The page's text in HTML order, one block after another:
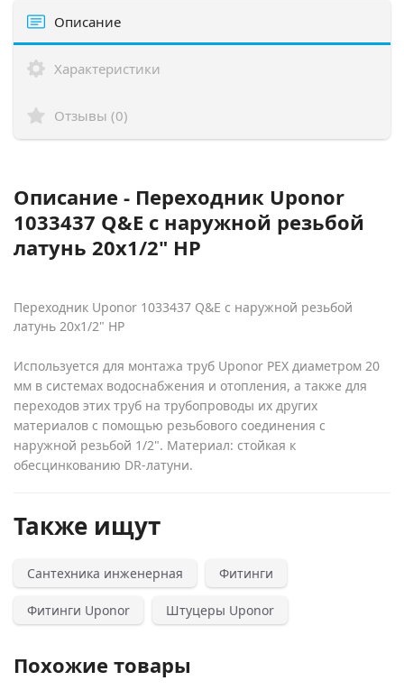
Описание
Характеристики
Отзывы (0)
Описание - Переходник Uponor
1033437 Q&E с наружной резьбой
латунь 20x1/2" НР
Переходник Uponor 1033437 Q&E с наружной резьбой
латунь 20x1/2" НР
Используется для монтажа труб Uponor PEX диаметром 20
мм в системах водоснабжения и отопления, а также для
переходов этих труб на трубопроводы их других
материалов с помощью резьбового соединения с
наружной резьбой 1/2". Материал: стойкая к
обесцинкованию DR-латуни.
Также ищут
Сантехника инженерная Фитинги
Фитинги Uponor Штуцеры Uponor
Похожие товары